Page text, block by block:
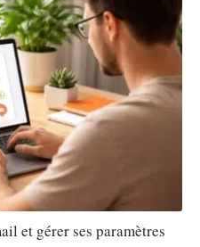
et gérer ses paramètres